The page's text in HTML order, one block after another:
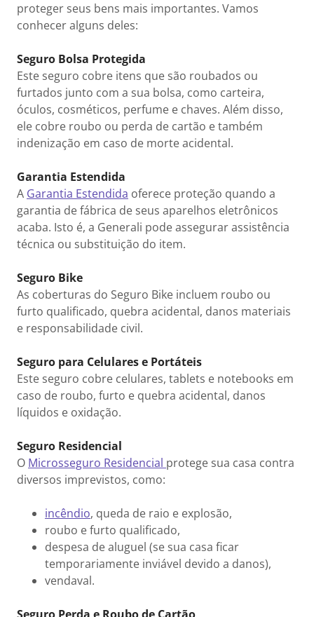
proteger seus bens mais importantes. Vamos
conhecer alguns deles:
Seguro Bolsa Protegida
Este seguro cobre itens que são roubados ou
furtados junto com a sua bolsa, como carteira,
óculos, cosméticos, perfume e chaves. Além disso,
ele cobre roubo ou perda de cartão e também
indenização em caso de morte acidental.
Garantia Estendida
A Garantia Estendida oferece proteção quando a
garantia de fábrica de seus aparelhos eletrônicos
acaba. Isto é, a Generali pode assegurar assistência
técnica ou substituição do item.
Seguro Bike
As coberturas do Seguro Bike incluem roubo ou
furto qualificado, quebra acidental, danos materiais
e responsabilidade civil.
Seguro para Celulares e Portáteis
Este seguro cobre celulares, tablets e notebooks em
caso de roubo, furto e quebra acidental, danos
líquidos e oxidação.
Seguro Residencial
O Microsseguro Residencial protege sua casa contra
diversos imprevistos, como:
incêndio, queda de raio e explosão,
roubo e furto qualificado,
despesa de aluguel (se sua casa ficar
temporariamente inviável devido a danos),
vendaval.